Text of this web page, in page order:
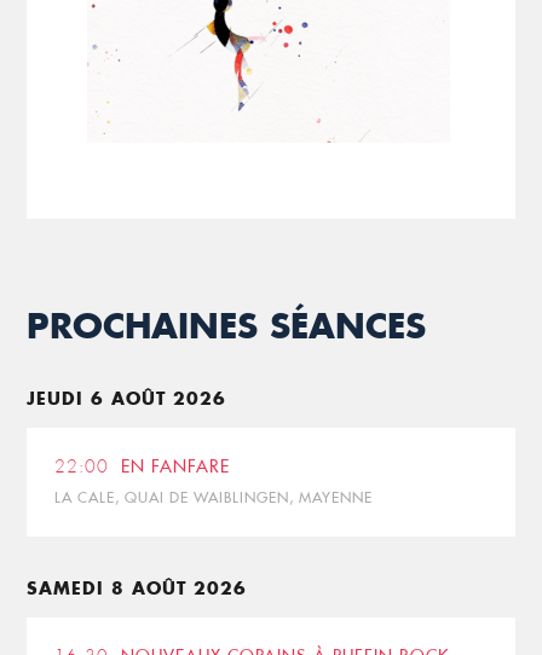
PROCHAINES SÉANCES
JEUDI 6 AOÛT 2026
22:00 EN FANFARE
LA CALE, QUAI DE WAIBLINGEN, MAYENNE
SAMEDI 8 AOÛT 2026